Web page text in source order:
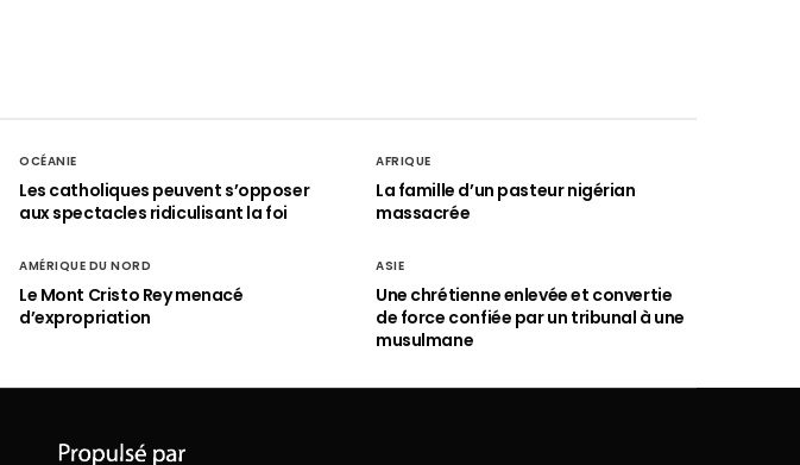
OCÉANIE
Les catholiques peuvent s’opposer
aux spectacles ridiculisant la foi
AFRIQUE
La famille d’un pasteur nigérian
massacrée
AMÉRIQUE DU NORD
Le Mont Cristo Rey menacé
d’expropriation
ASIE
Une chrétienne enlevée et convertie
de force confiée par un tribunal à une
musulmane